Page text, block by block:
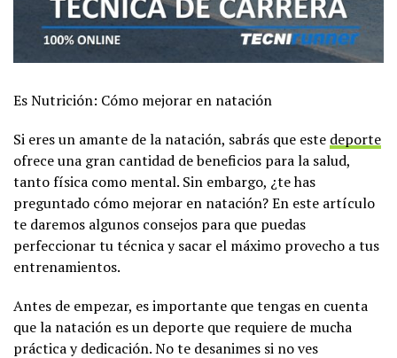
Es Nutrición: Cómo mejorar en natación
Si eres un amante de la natación, sabrás que este deporte
ofrece una gran cantidad de beneficios para la salud,
tanto física como mental. Sin embargo, ¿te has
preguntado cómo mejorar en natación? En este artículo
te daremos algunos consejos para que puedas
perfeccionar tu técnica y sacar el máximo provecho a tus
entrenamientos.
Antes de empezar, es importante que tengas en cuenta
que la natación es un deporte que requiere de mucha
práctica y dedicación. No te desanimes si no ves